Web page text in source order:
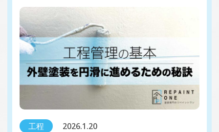
工程 2026.1.20